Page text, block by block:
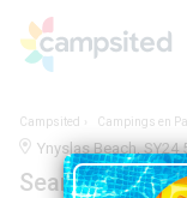
Campsited Campings en
Ynyslas Beach, SY24 5JZ,
Searivers